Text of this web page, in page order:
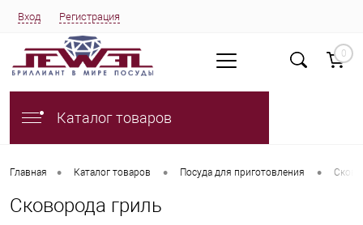
Вход Регистрация
0
Каталог товаров
Главная • Каталог товаров • Посуда для приготовления •
Сковорода гриль